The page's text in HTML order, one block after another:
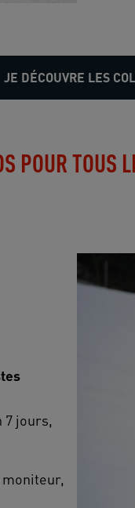
JE DÉCOUVRE LES
POUR TOUS
7 jours,